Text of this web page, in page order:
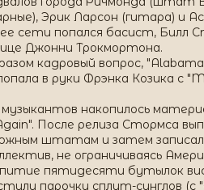
Эрик Ларсон (гитара) и
сети попался басист,
Джонни Трокмортона.
кадровый вопрос,
в руки Фрэнка Козика с
музыкантов накопилось
После релиза Стормса
штатам и затем
не ограничиваясь
пятидесяти бутылок
парочку сплит-синглов